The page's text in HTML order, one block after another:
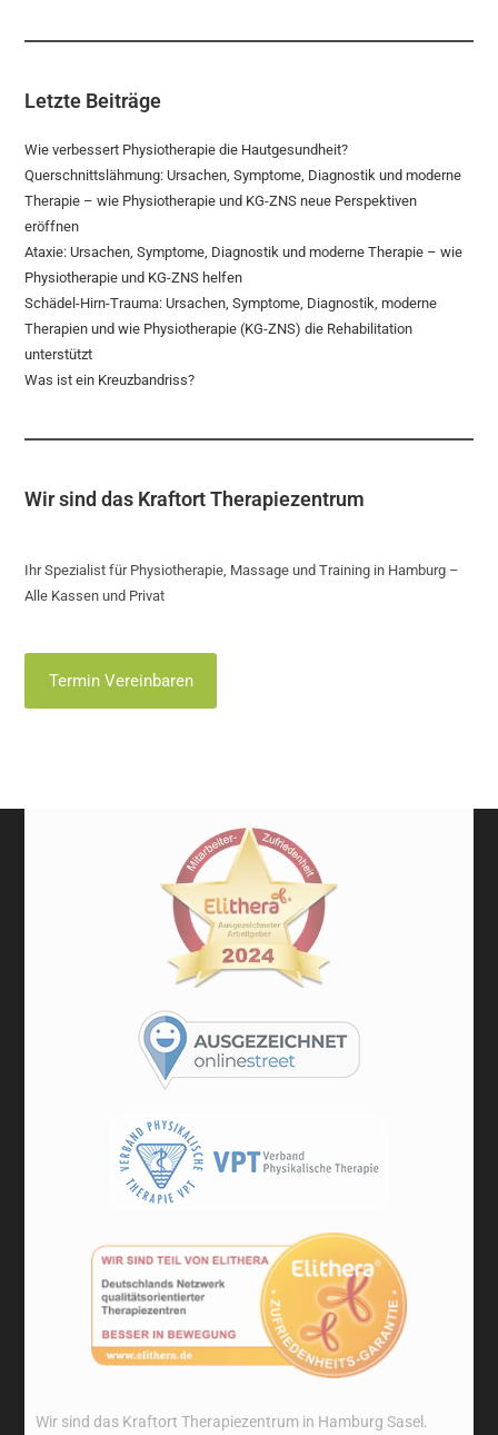
Letzte Beiträge
Wie verbessert Physiotherapie die Hautgesundheit?
Querschnittslähmung: Ursachen, Symptome, Diagnostik und moderne
Therapie – wie Physiotherapie und KG-ZNS neue Perspektiven
eröffnen
Ataxie: Ursachen, Symptome, Diagnostik und moderne Therapie – wie
Physiotherapie und KG-ZNS helfen
Schädel-Hirn-Trauma: Ursachen, Symptome, Diagnostik, moderne
Therapien und wie Physiotherapie (KG-ZNS) die Rehabilitation
unterstützt
Was ist ein Kreuzbandriss?
Wir sind das Kraftort Therapiezentrum
Ihr Spezialist für Physiotherapie, Massage und Training in Hamburg –
Alle Kassen und Privat
Termin Vereinbaren
Wir sind das Kraftort Therapiezentrum in Hamburg Sasel.